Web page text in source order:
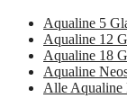
Aqualine 5
Aqualine 12
Aqualine 18
Aqualine
Alle Aqualine